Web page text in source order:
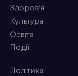
Здоров’я
Культура
Освіта
Події
Політика